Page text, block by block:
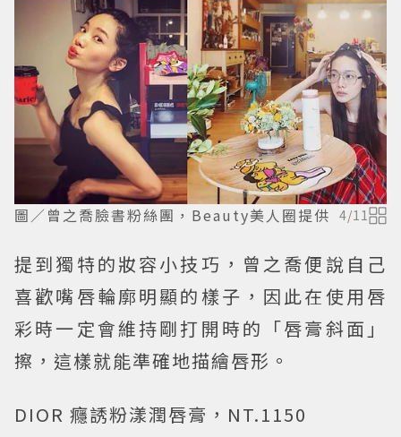
圖／曾之喬臉書粉絲團，Beauty美人圈提供 4/11
提到獨特的妝容小技巧，曾之喬便說自己
喜歡嘴唇輪廓明顯的樣子，因此在使用唇
彩時一定會維持剛打開時的「唇膏斜面」
擦，這樣就能準確地描繪唇形。
DIOR 癮誘粉漾潤唇膏，NT.1150